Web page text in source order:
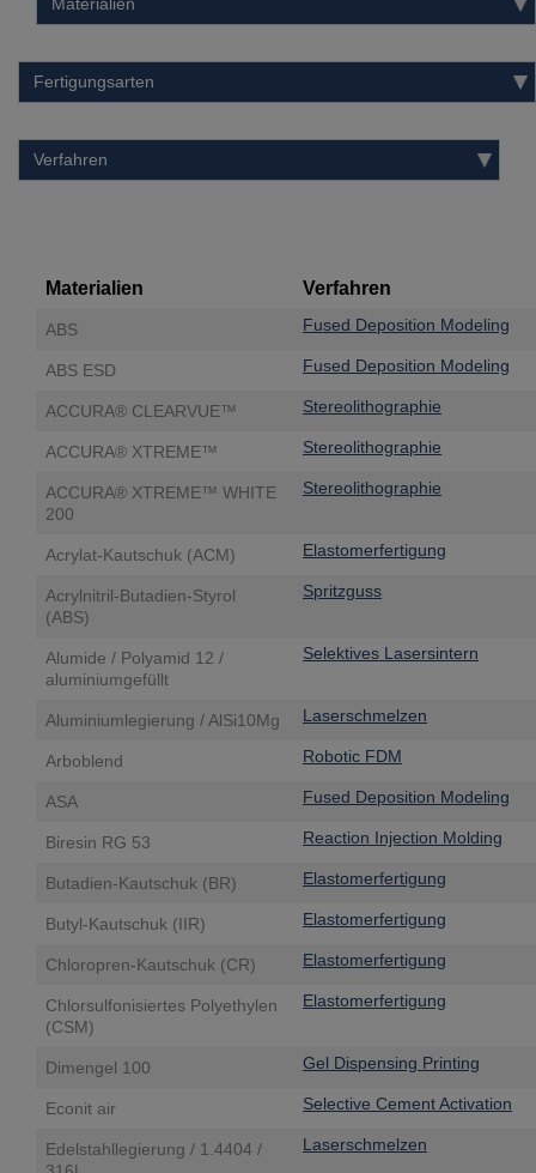
Materialien Verfahren
ABS Fused Deposition Modeling
ABS ESD Fused Deposition Modeling
ACCURA® CLEARVUE™ Stereolithographie
ACCURA® XTREME™ Stereolithographie
ACCURA® XTREME™ WHITE
200
Stereolithographie
Acrylat-Kautschuk (ACM) Elastomerfertigung
Acrylnitril-Butadien-Styrol
(ABS)
Spritzguss
Alumide / Polyamid 12 /
aluminiumgefüllt
Selektives Lasersintern
Aluminiumlegierung / AlSi10Mg Laserschmelzen
Arboblend Robotic FDM
ASA Fused Deposition Modeling
Biresin RG 53 Reaction Injection Molding
Butadien-Kautschuk (BR) Elastomerfertigung
Butyl-Kautschuk (IIR) Elastomerfertigung
Chloropren-Kautschuk (CR) Elastomerfertigung
Chlorsulfonisiertes Polyethylen
(CSM)
Elastomerfertigung
Dimengel 100 Gel Dispensing Printing
Econit air Selective Cement Activation
Edelstahllegierung / 1.4404 /
Laserschmelzen